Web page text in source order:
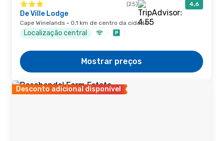
(25) 4,6
De Ville Lodge
Cape Winelands · 0,1 km de centro da cidade
Localização central
Mostrar preços
Desconto adicional disponível